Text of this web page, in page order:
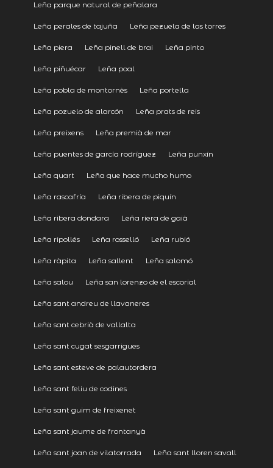
Leña parque natural de peñalara
Leña perales de tajuña Leña pezuela de las torres
Leña piera Leña pinell de brai Leña pinto
Leña piñuécar Leña poal
Leña pobla de montornès Leña portella
Leña pozuelo de alarcón Leña prats de reis
Leña preixens Leña premià de mar
Leña puentes de garcía rodríguez Leña punxín
Leña quart Leña que hace mucho humo
Leña rascafría Leña ribera de piquín
Leña ribera dondara Leña riera de gaià
Leña ripollés Leña rosselló Leña rubió
Leña ràpita Leña sallent Leña salomó
Leña salou Leña san lorenzo de el escorial
Leña sant andreu de llavaneres
Leña sant cebrià de vallalta
Leña sant cugat sesgarrigues
Leña sant esteve de palautordera
Leña sant feliu de codines
Leña sant guim de freixenet
Leña sant jaume de frontanyà
Leña sant joan de vilatorrada Leña sant lloren savall